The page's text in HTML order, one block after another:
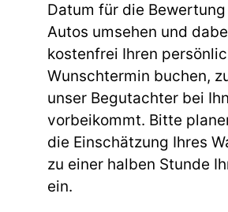
Datum für die Bewertung
Autos umsehen und
kostenfrei Ihren
Wunschtermin buchen,
unser Begutachter bei
vorbeikommt. Bitte
die Einschätzung Ihres
zu einer halben Stunde
ein.